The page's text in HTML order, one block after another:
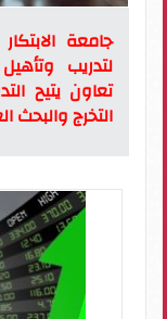
جامعة
لتدريب
تعاون يتيح
التخرج والبحث